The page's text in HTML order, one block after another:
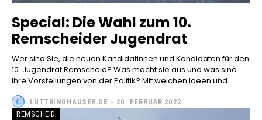
Special: Die Wahl zum 10.
Remscheider Jugendrat
Wer sind Sie, die neuen Kandidatinnen und Kandidaten für den
10. Jugendrat Remscheid? Was macht sie aus und was sind
ihre Vorstellungen von der Politik? Mit welchen Ideen und...
LÜTTRINGHAUSER.DE - 20. FEBRUAR 2022
REMSCHEID